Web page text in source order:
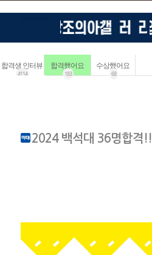
합격생 인터뷰
4114
합격했어요
183
수상했어요
68
2024 백석대 36명합격!!